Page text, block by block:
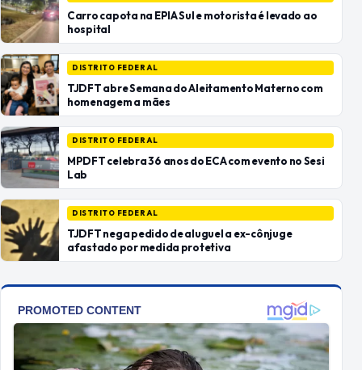
Carro capota na EPIA Sul e motorista é levado ao
hospital
DISTRITO FEDERAL
TJDFT abre Semana do Aleitamento Materno com
homenagem a mães
DISTRITO FEDERAL
MPDFT celebra 36 anos do ECA com evento no Sesi
Lab
DISTRITO FEDERAL
TJDFT nega pedido de aluguel a ex-cônjuge
afastado por medida protetiva